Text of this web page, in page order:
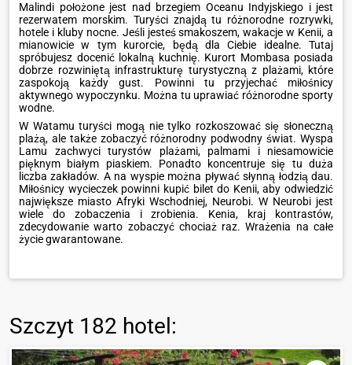
Malindi położone jest nad brzegiem Oceanu Indyjskiego i jest
rezerwatem morskim. Turyści znajdą tu różnorodne rozrywki,
hotele i kluby nocne. Jeśli jesteś smakoszem, wakacje w Kenii, a
mianowicie w tym kurorcie, będą dla Ciebie idealne. Tutaj
spróbujesz docenić lokalną kuchnię. Kurort Mombasa posiada
dobrze rozwiniętą infrastrukturę turystyczną z plażami, które
zaspokoją każdy gust. Powinni tu przyjechać miłośnicy
aktywnego wypoczynku. Można tu uprawiać różnorodne sporty
wodne.
W Watamu turyści mogą nie tylko rozkoszować się słoneczną
plażą, ale także zobaczyć różnorodny podwodny świat. Wyspa
Lamu zachwyci turystów plażami, palmami i niesamowicie
pięknym białym piaskiem. Ponadto koncentruje się tu duża
liczba zakładów. A na wyspie można pływać słynną łodzią dau.
Miłośnicy wycieczek powinni kupić bilet do Kenii, aby odwiedzić
największe miasto Afryki Wschodniej, Neurobi. W Neurobi jest
wiele do zobaczenia i zrobienia. Kenia, kraj kontrastów,
zdecydowanie warto zobaczyć chociaż raz. Wrażenia na całe
życie gwarantowane.
Szczyt 182 hotel: